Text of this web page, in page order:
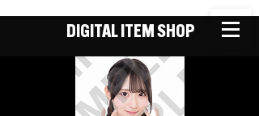
DIGITAL ITEM SHOP